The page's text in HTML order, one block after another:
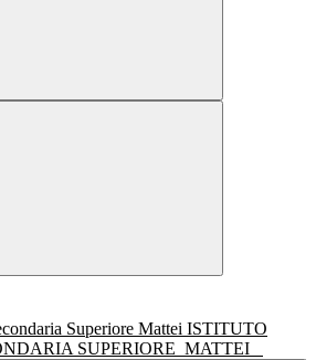
ISTITUTO
SUPERIORE MATTEI